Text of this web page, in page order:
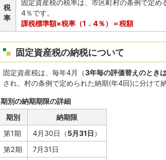
税
率
固定資産税の税率は、市区町村の条例で定め
4％です。
課税標準額×税率（1．4％）＝税額
固定資産税の納税について
固定資産税は、毎年4月（3年毎の評価替えのとき
され、村の条例で定められた納期(年4回)に分けて
期別の納期期限の詳細
期別
納期限
第1期
4月30日（5月31日 ）
第2期
7月31日